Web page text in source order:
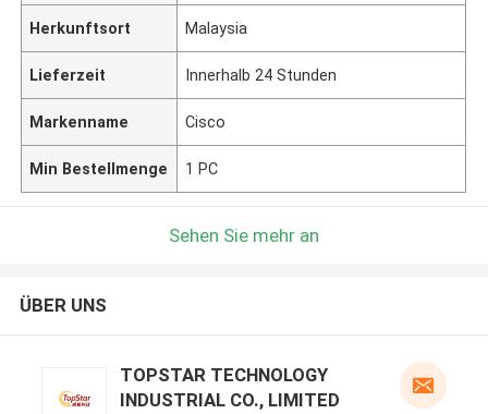
Herkunftsort Malaysia
Lieferzeit Innerhalb 24 Stunden
Markenname Cisco
Min Bestellmenge 1 PC
Sehen Sie mehr an
ÜBER UNS
TOPSTAR TECHNOLOGY
INDUSTRIAL CO., LIMITED